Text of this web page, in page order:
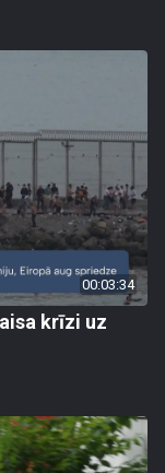
00:03:34
krīzi uz